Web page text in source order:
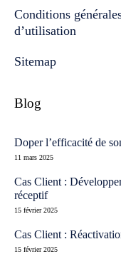
Conditions
d’utilisation
Sitemap
Blog
Doper l’efficacité de
11 mars 2025
Cas Client :
réceptif
15 février 2025
Cas Client :
15 février 2025